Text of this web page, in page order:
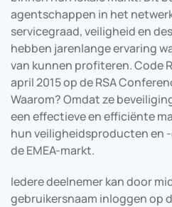
agentschappen in het
servicegraad,veiligheid en
hebben jarenlangeervaring
van kunnen profiteren.Code
april 2015op de RSA
Waarom?Omdat ze
een effectieveen efficiënte
hun veiligheidsproductenen
deEMEA-markt.
Iedere deelnemer kan door
gebruikersnaam inloggen op